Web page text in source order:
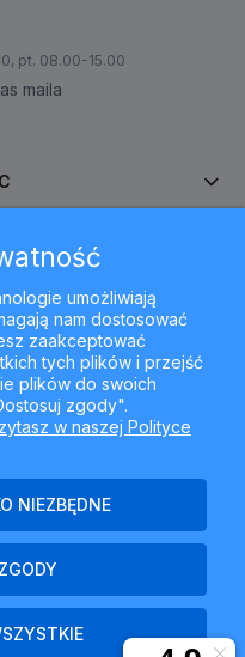
pt. 08.00-15.00
maila
43-300 Bielsko-Biała, woj.
umożliwiają
nam dostosować
zaakceptować
tych plików i przejść
plików do swoich
zgody".
w naszej Polityce
NIEZBĘDNE